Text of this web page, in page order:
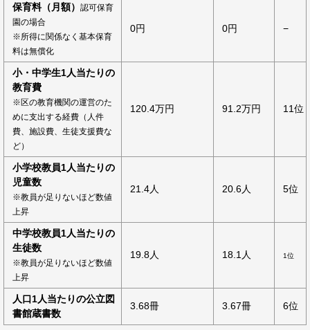
保育料（月額）
認可保育
園の場合
※所得に関係なく基本保育
料は無償化
0円 0円 −
小・中学生1人当たりの
教育費
※区の教育機関の運営のた
めに支出する経費（人件
費、施設費、生徒支援費な
ど）
120.4万円 91.2万円 11位
小学校教員1人当たりの
児童数
※教員が足りないほど数値
上昇
21.4人 20.6人 5位
中学校教員1人当たりの
生徒数
※教員が足りないほど数値
上昇
19.8人 18.1人 1位
人口1人当たりの公立図
書館蔵書数
3.68冊 3.67冊 6位